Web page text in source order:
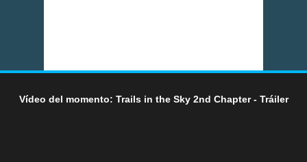
Vídeo del momento: Trails in the Sky 2nd Chapter - Tráiler